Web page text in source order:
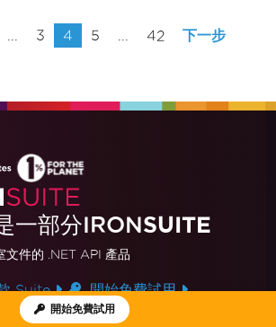
3 4 5 42 下一步
開始免費試用
一部分IRONSUITE
文件的 .NET API 產品
Suite 開始免費試用